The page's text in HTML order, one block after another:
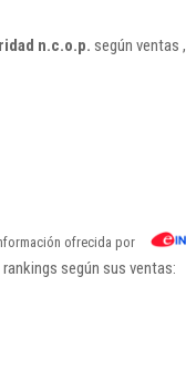
n.c.o.p. según ventas ,
ofrecida por
según sus ventas: